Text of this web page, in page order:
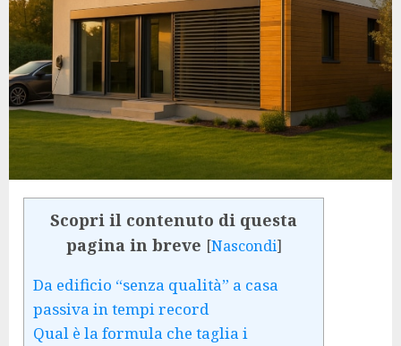
Scopri il contenuto di questa
pagina in breve [Nascondi]
Da edificio “senza qualità” a casa
passiva in tempi record
Qual è la formula che taglia i